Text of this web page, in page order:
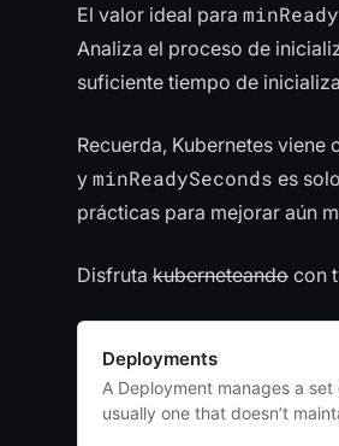
El valor ideal para
Analiza el proceso de
suficiente tiempo de
Recuerda, Kubernetes viene
y minReadySeconds es
prácticas para mejorar aún
Disfruta kuberneteando con
Deployments
A Deployment manages a
usually one that doesn’t